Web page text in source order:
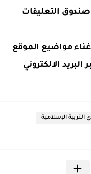
صندوق التعليقات
مواضيع الموقع
الالكتروني
التربية الإسلامية